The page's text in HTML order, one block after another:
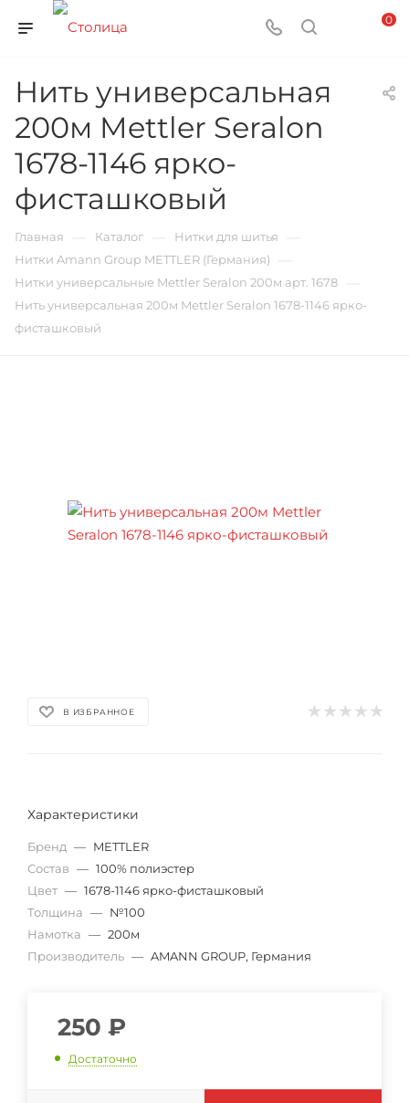
0
Нить универсальная
200м Mettler Seralon
1678-1146 ярко-
фисташковый
Главная Каталог Нитки для шитья
Нитки Amann Group METTLER (Германия)
Нитки универсальные Mettler Seralon 200м арт. 1678
Нить универсальная 200м Mettler Seralon 1678-1146 ярко-
фисташковый
В ИЗБРАННОЕ
Характеристики
Бренд — METTLER
Состав — 100% полиэстер
Цвет — 1678-1146 ярко-фисташковый
Толщина — №100
Намотка — 200м
Производитель — AMANN GROUP, Германия
250 ₽
Достаточно